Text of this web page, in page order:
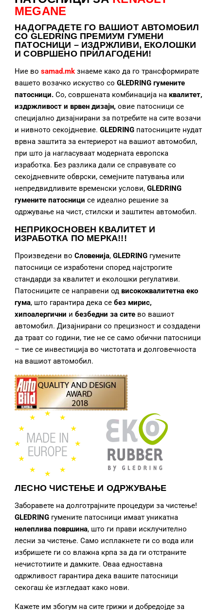
MEGANE
НАДОГРАДЕТЕГО ВАШИОТ АВТОМОБИЛ
СО GLEDRING ПРЕМИУМ ГУМЕНИ
ПАТОСНИЦИ – ИЗДРЖЛИВИ, ЕКОЛОШКИ
И СОВРШЕНО ПРИЛАГОДЕНИ!
Ние во samad.mk знаеме како да го трансформирате
вашето возачко искуство со GLEDRING гумените
патосници. Со, совршената комбинација на квалитет,
издржливост и врвен дизајн, овие патосници се
специјално дизајнирани за потребите на сите возачи
и нивното секојдневие. GLEDRING патосниците нудат
врвна заштита за ентериерот на вашиот автомобил,
при што ја нагласуваат модерната европска
изработка. Без разлика дали се справувате со
секојдневните обврски, семејните патувања или
непредвидливите временски услови, GLEDRING
гумените патосници се идеално решение за
одржување на чист, стилски и заштитен автомобил.
НЕПРИКОСНОВЕН КВАЛИТЕТ И
ИЗРАБОТКА ПО МЕРКА!!!
Произведени во Словенија, GLEDRING гумените
патосници се изработени според најстрогите
стандарди за квалитет и еколошки регулативи.
Патосниците се направени од висококвалитетна еко
гума, што гарантира дека се без мирис,
хипоалергични и безбедни за сите во вашиот
автомобил. Дизајнирани со прецизност и создадени
да траат со години, тие не се само обични патосници
– тие се инвестиција во чистотата и долговечноста
на вашиот автомобил.
ЛЕСНО ЧИСТЕЊЕ И ОДРЖУВАЊЕ
Заборавете на долготрајните процедури за чистење!
GLEDRING гумените патосници имаат уникатна
нелеплива површина, што ги прави исклучително
лесни за чистење. Само исплакнете ги со вода или
избришете ги со влажна крпа за да ги отстраните
нечистотиите и дамките. Оваа едноставна
одржливост гарантира дека вашите патосници
секогаш ќе изгледаат како нови.
Кажете им збогум на сите грижи и добредојде за